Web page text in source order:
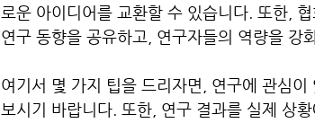
로운 아이디어를 교환할 수 있습니다. 또한,
연구 동향을 공유하고, 연구자들의 역량을 강
여기서 몇 가지 팁을 드리자면, 연구에 관심
보시기 바랍니다. 또한, 연구 결과를 실제 상